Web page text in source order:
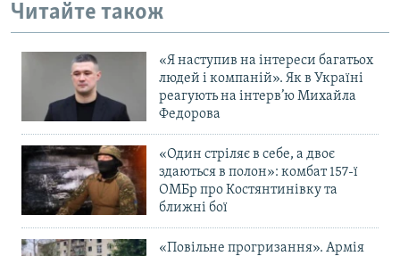
Усі сайти RFE/RL
Читайте також
«Я наступив на інтереси багатьох
людей і компаній». Як в Україні
реагують на інтерв’ю Михайла
Федорова
«Один стріляє в себе, а двоє
здаються в полон»: комбат 157-ї
ОМБр про Костянтинівку та
ближні бої
«Повільне прогризання». Армія